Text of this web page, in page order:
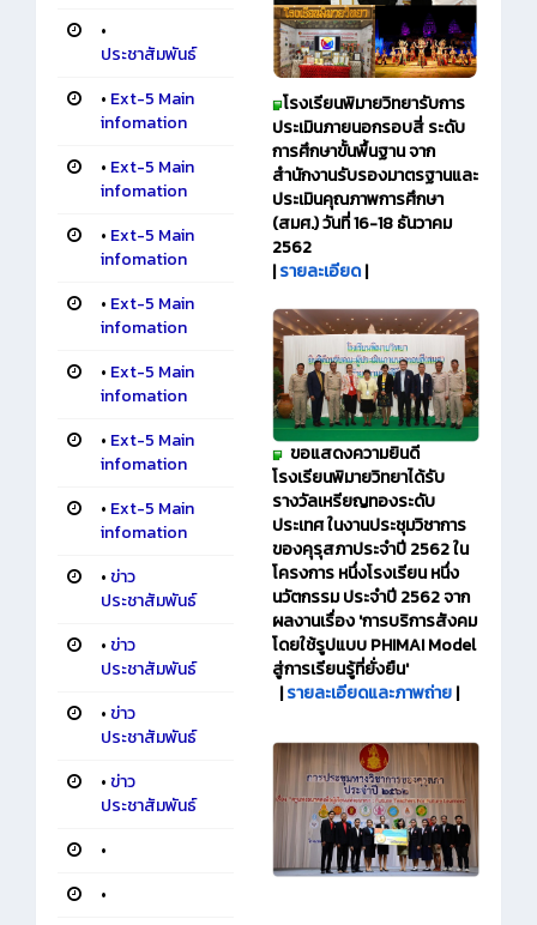
•
ประชาสัมพันธ์
• Ext-5 Main
infomation
• Ext-5 Main
infomation
• Ext-5 Main
infomation
• Ext-5 Main
infomation
• Ext-5 Main
infomation
• Ext-5 Main
infomation
• Ext-5 Main
infomation
• ข่าว
ประชาสัมพันธ์
• ข่าว
ประชาสัมพันธ์
• ข่าว
ประชาสัมพันธ์
• ข่าว
ประชาสัมพันธ์
•
•
โรงเรียนพิมายวิทยารับการ
ประเมินภายนอกรอบสี่ ระดับ
การศึกษาขั้นพื้นฐาน จาก
สำนักงานรับรองมาตรฐานและ
ประเมินคุณภาพการศึกษา
(สมศ.) วันที่ 16-18 ธันวาคม
2562
|รายละเอียด|
ขอแสดงความยินดี
โรงเรียนพิมายวิทยาได้รับ
รางวัลเหรียญทองระดับ
ประเทศ ในงานประชุมวิชาการ
ของคุรุสภาประจำปี 2562 ใน
โครงการ หนึ่งโรงเรียน หนึ่ง
นวัตกรรม ประจำปี 2562 จาก
ผลงานเรื่อง 'การบริการสังคม
โดยใช้รูปแบบ PHIMAI Model
สู่การเรียนรู้ที่ยั่งยืน'
|รายละเอียดและภาพถ่าย|